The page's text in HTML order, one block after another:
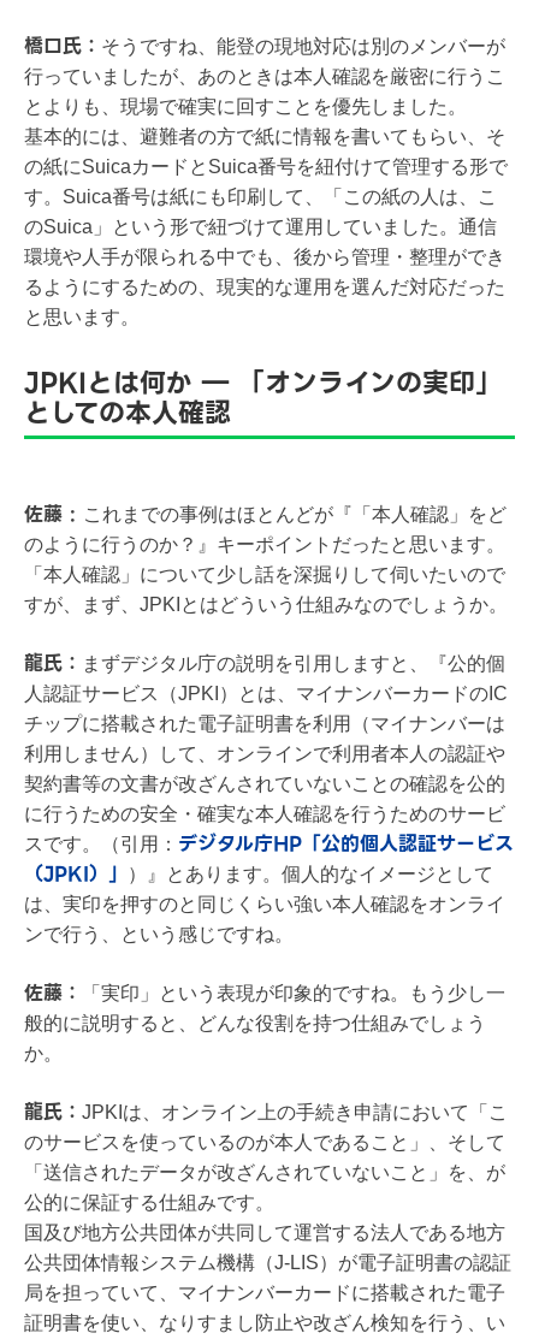
橋口氏： そうですね、能登の現地対応は別のメンバーが
行っていましたが、あのときは本人確認を厳密に行うこ
とよりも、現場で確実に回すことを優先しました。
基本的には、避難者の方で紙に情報を書いてもらい、そ
の紙にSuicaカードとSuica番号を紐付けて管理する形で
す。Suica番号は紙にも印刷して、「この紙の人は、こ
のSuica」という形で紐づけて運用していました。通信
環境や人手が限られる中でも、後から管理・整理ができ
るようにするための、現実的な運用を選んだ対応だった
と思います。
JPKIとは何か ― 「オンラインの実印」
としての本人確認
佐藤 : これまでの事例はほとんどが『「本人確認」をど
のように行うのか？』キーポイントだったと思います。
「本人確認」について少し話を深掘りして伺いたいので
すが、まず、JPKIとはどういう仕組みなのでしょうか。
龍氏： まずデジタル庁の説明を引用しますと、『公的個
人認証サービス（JPKI）とは、マイナンバーカードのIC
チップに搭載された電子証明書を利用（マイナンバーは
利用しません）して、オンラインで利用者本人の認証や
契約書等の文書が改ざんされていないことの確認を公的
に行うための安全・確実な本人確認を行うためのサービ
スです。（引用： デジタル庁HP「公的個人認証サービス
（JPKI）」
）』とあります。個人的なイメージとして
は、実印を押すのと同じくらい強い本人確認をオンライ
ンで行う、という感じですね。
佐藤：
「実印」という表現が印象的ですね。もう少し一
般的に説明すると、どんな役割を持つ仕組みでしょう
か。
龍氏： JPKIは、オンライン上の手続き申請において「こ
のサービスを使っているのが本人であること」、そして
「送信されたデータが改ざんされていないこと」を、が
公的に保証する仕組みです。
国及び地方公共団体が共同して運営する法人である地方
公共団体情報システム機構（J-LIS）が電子証明書の認証
局を担っていて、マイナンバーカードに搭載された電子
証明書を使い、なりすまし防止や改ざん検知を行う、い